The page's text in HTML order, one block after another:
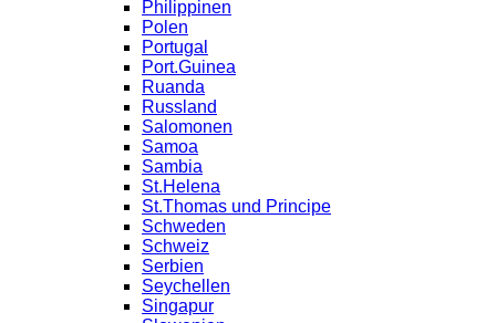
Philippinen
Polen
Portugal
Port.Guinea
Ruanda
Russland
Salomonen
Samoa
Sambia
St.Helena
St.Thomas und Principe
Schweden
Schweiz
Serbien
Seychellen
Singapur